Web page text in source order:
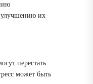
улучшению их
перестать
может быть